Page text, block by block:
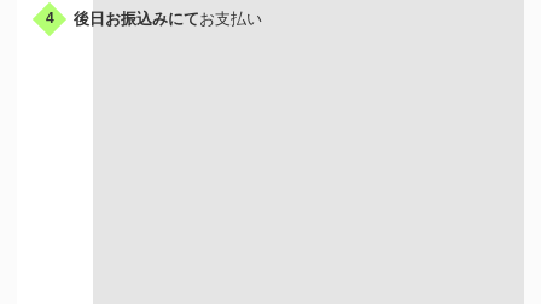
4 後日お振込みにてお支払い